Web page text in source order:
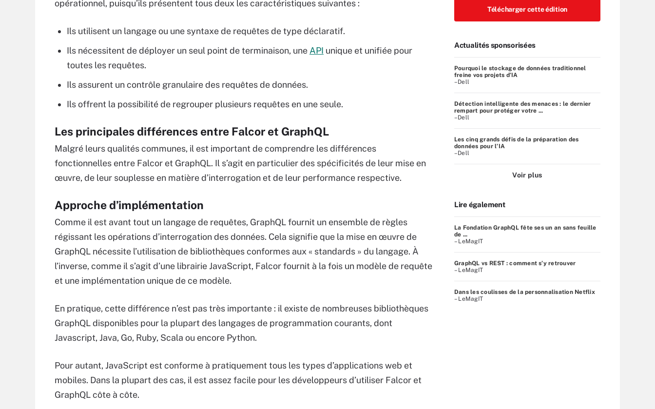
opérationnel, puisqu’ils présentent tous deux les caractéristiques suivantes :
Ils utilisent un langage ou une syntaxe de requêtes de type déclaratif.
Ils nécessitent de déployer un seul point de terminaison, une API unique et unifiée pour
toutes les requêtes.
Ils assurent un contrôle granulaire des requêtes de données.
Ils offrent la possibilité de regrouper plusieurs requêtes en une seule.
Les principales différences entre Falcor et GraphQL
Malgré leurs qualités communes, il est important de comprendre les différences
fonctionnelles entre Falcor et GraphQL. Il s’agit en particulier des spécificités de leur mise en
œuvre, de leur souplesse en matière d’interrogation et de leur performance respective.
Approche d’implémentation
Comme il est avant tout un langage de requêtes, GraphQL fournit un ensemble de règles
régissant les opérations d’interrogation des données. Cela signifie que la mise en œuvre de
GraphQL nécessite l’utilisation de bibliothèques conformes aux « standards » du langage. À
l’inverse, comme il s’agit d’une librairie JavaScript, Falcor fournit à la fois un modèle de requête
et une implémentation unique de ce modèle.
En pratique, cette différence n’est pas très importante : il existe de nombreuses bibliothèques
GraphQL disponibles pour la plupart des langages de programmation courants, dont
Javascript, Java, Go, Ruby, Scala ou encore Python.
Pour autant, JavaScript est conforme à pratiquement tous les types d’applications web et
mobiles. Dans la plupart des cas, il est assez facile pour les développeurs d’utiliser Falcor et
GraphQL côte à côte.
Télécharger cette édition
Actualités sponsorisées
Pourquoi le stockage de données traditionnel
freine vos projets d’IA
–Dell
Détection intelligente des menaces : le dernier
rempart pour protéger votre ...
–Dell
Les cinq grands défis de la préparation des
données pour l’IA
–Dell
Voir plus
Lire également
La Fondation GraphQL fête ses un an sans feuille
de ...
– LeMagIT
GraphQL vs REST : comment s’y retrouver
– LeMagIT
Dans les coulisses de la personnalisation Netflix
– LeMagIT